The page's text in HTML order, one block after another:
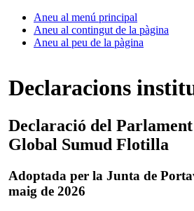
Aneu al menú principal
Aneu al contingut de la pàgina
Aneu al peu de la pàgina
Declaracions
Declaració del
Global Sumud Flotilla
Adoptada per la Junta de
maig de 2026